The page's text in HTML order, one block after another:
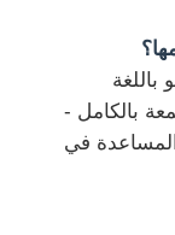
بالكامل -
في